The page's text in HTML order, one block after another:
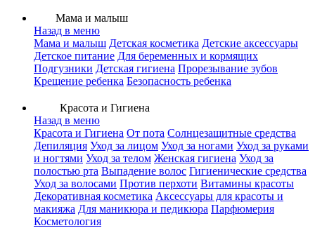
Мама и малыш
Назад в меню
Мама и малыш Детская косметика Детские аксессуары
Детское питание Для беременных и кормящих
Подгузники Детская гигиена Прорезывание зубов
Крещение ребенка Безопасность ребенка
Красота и Гигиена
Назад в меню
Красота и Гигиена От пота Солнцезащитные средства
Депиляция Уход за лицом Уход за ногами Уход за руками
и ногтями Уход за телом Женская гигиена Уход за
полостью рта Выпадение волос Гигиенические средства
Уход за волосами Против перхоти Витамины красоты
Декоративная косметика Аксессуары для красоты и
макияжа Для маникюра и педикюра Парфюмерия
Косметология